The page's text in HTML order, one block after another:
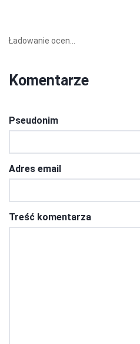
Ładowanie ocen...
Komentarze
Pseudonim
Adres email
Treść komentarza